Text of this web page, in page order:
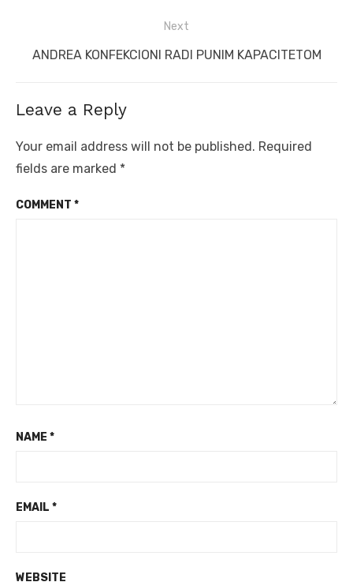
Next
Next
ANDREA KONFEKCIONI RADI PUNIM KAPACITETOM
Leave a Reply
Your email address will not be published. Required
fields are marked *
COMMENT *
NAME *
EMAIL *
WEBSITE